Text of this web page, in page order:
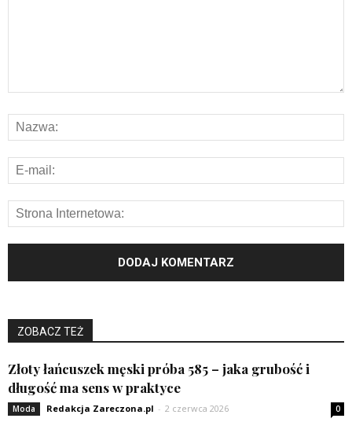
ZOBACZ TEŻ
Złoty łańcuszek męski próba 585 – jaka grubość i
długość ma sens w praktyce
Moda Redakcja Zareczona.pl - 2 czerwca 2026 0